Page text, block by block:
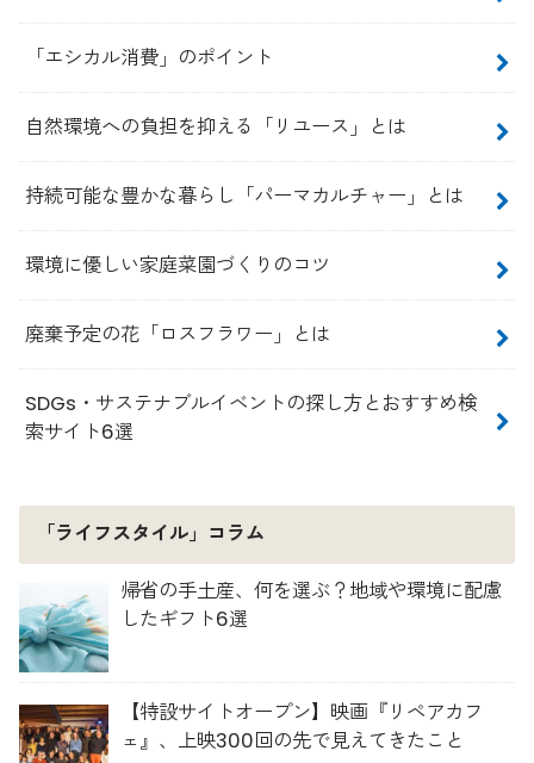
「エシカル消費」のポイント
自然環境への負担を抑える「リユース」とは
持続可能な豊かな暮らし「パーマカルチャー」とは
環境に優しい家庭菜園づくりのコツ
廃棄予定の花「ロスフラワー」とは
SDGs・サステナブルイベントの探し方とおすすめ検
索サイト6選
「ライフスタイル」コラム
帰省の手土産、何を選ぶ？地域や環境に配慮
したギフト6選
【特設サイトオープン】映画『リペアカフ
ェ』、上映300回の先で見えてきたこと